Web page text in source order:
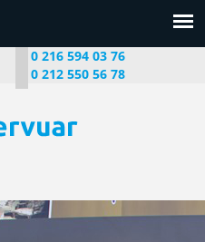
0 216 594 03 76
0 212 550 56 78